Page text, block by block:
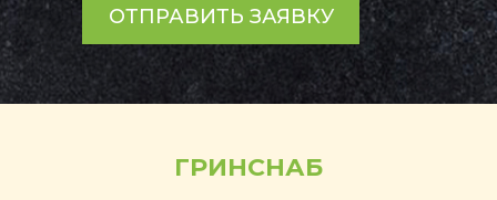
ОТПРАВИТЬ ЗАЯВКУ
ГРИНСНАБ